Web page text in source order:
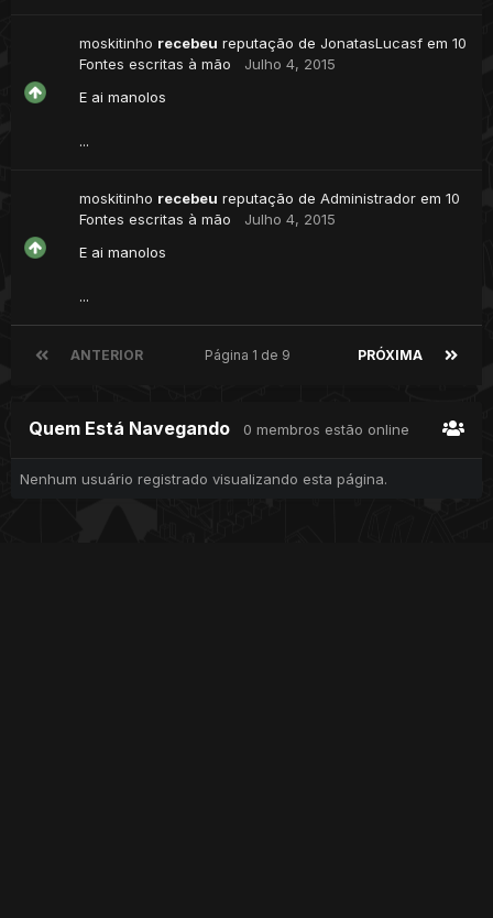
moskitinho recebeu reputação de JonatasLucasf em 10
Fontes escritas à mão
Julho 4, 2015
E ai manolos
...
moskitinho recebeu reputação de Administrador em 10
Fontes escritas à mão
Julho 4, 2015
E ai manolos
...
ANTERIOR PRÓXIMA
Página 1 de 9
Quem Está Navegando 0 membros estão online
Nenhum usuário registrado visualizando esta página.